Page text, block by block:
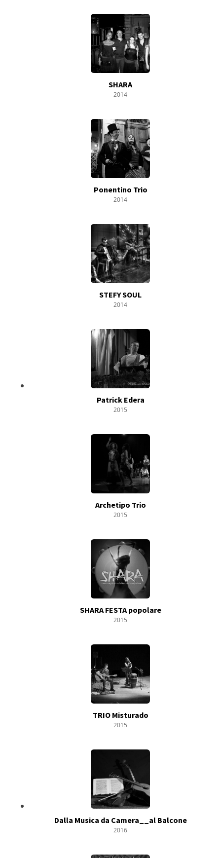
SHARA
2014
Ponentino Trio
2014
STEFY SOUL
2014
Patrick Edera
2015
Archetipo Trio
2015
SHARA FESTA popolare
2015
TRIO Misturado
2015
Dalla Musica da Camera__al Balcone
2016